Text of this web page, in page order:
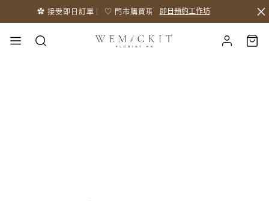
✿ 接受即日訂單 ︳♡ 門市購買現貨 ︳⛖ 送貨服務： 九龍區 $𝟲𝟬
即日預約工作坊